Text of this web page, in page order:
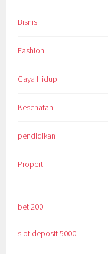
Bisnis
Fashion
Gaya Hidup
Kesehatan
pendidikan
Properti
bet 200
slot deposit 5000